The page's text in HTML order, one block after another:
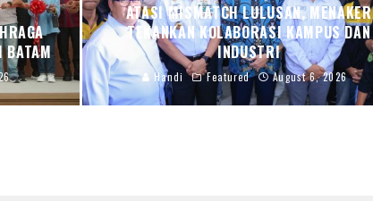
BATAM
ATASI MISMATCH LULUSAN, MENAKER
TEKANKAN KOLABORASI KAMPUS DAN
INDUSTRI
Handi Featured August 6, 2026